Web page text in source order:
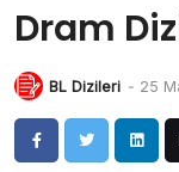
Dram
BL Dizileri - 25